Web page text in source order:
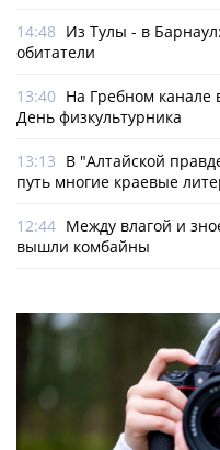
14:48 Из Тулы - в
обитатели
13:40 На Гребном канале
День физкультурника
13:13 В "Алтайской
путь многие краевые
12:44 Между влагой и
вышли комбайны